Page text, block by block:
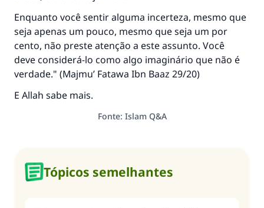
Enquanto você sentir alguma incerteza, mesmo que
seja apenas um pouco, mesmo que seja um por
cento, não preste atenção a este assunto. Você
deve considerá-lo como algo imaginário que não é
verdade." (Majmu’ Fatawa Ibn Baaz 29/20)
E Allah sabe mais.
Fonte: Islam Q&A
Tópicos semelhantes